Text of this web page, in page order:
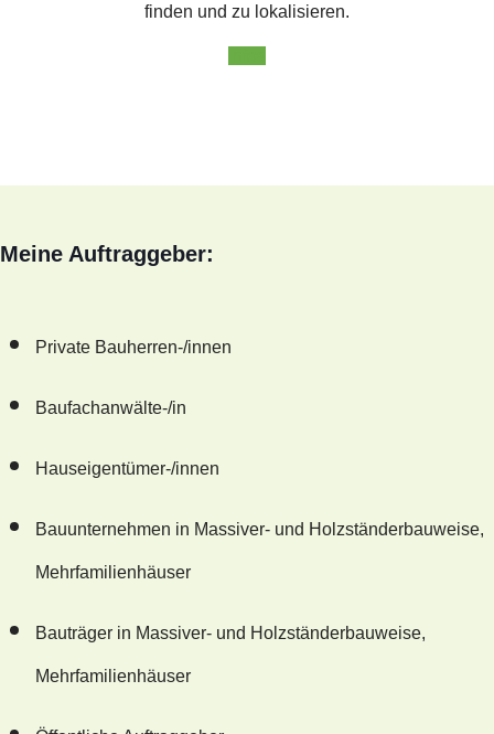
finden und zu lokalisieren.
Meine Auftraggeber:
Private Bauherren-/innen
Baufachanwälte-/in
Hauseigentümer-/innen
Bauunternehmen in Massiver- und Holzständerbauweise,
Mehrfamilienhäuser
Bauträger in Massiver- und Holzständerbauweise,
Mehrfamilienhäuser